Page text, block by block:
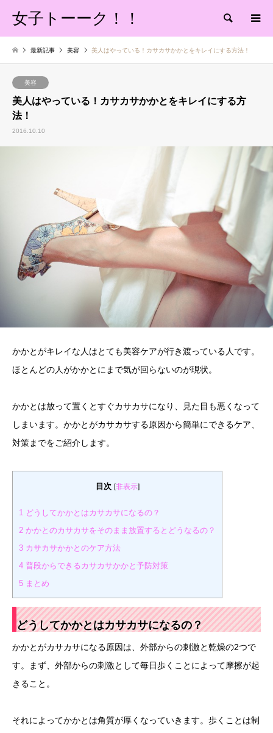
女子トーーク！！ 検索
最新記事 美容 美人はやっている！カサカサかかとをキレイにする方法！
美容
美人はやっている！カサカサかかとをキレイにする方
法！
2016.10.10
かかとがキレイな人はとても美容ケアが行き渡っている人です。
ほとんどの人がかかとにまで気が回らないのが現状。
かかとは放って置くとすぐカサカサになり、見た目も悪くなって
しまいます。かかとがカサカサする原因から簡単にできるケア、
対策までをご紹介します。
目次 [非表示]
1 どうしてかかとはカサカサになるの？
2 かかとのカサカサをそのまま放置するとどうなるの？
3 カサカサかかとのケア方法
4 普段からできるカサカサかかと予防対策
5 まとめ
どうしてかかとはカサカサになるの？
かかとがカサカサになる原因は、外部からの刺激と乾燥の2つで
す。まず、外部からの刺激として毎日歩くことによって摩擦が起
きること。
それによってかかとは角質が厚くなっていきます。歩くことは制